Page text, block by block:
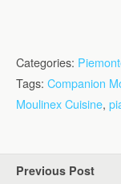
Categories:
Tags: Companion
Moulinex Cuisine,
Previous Post